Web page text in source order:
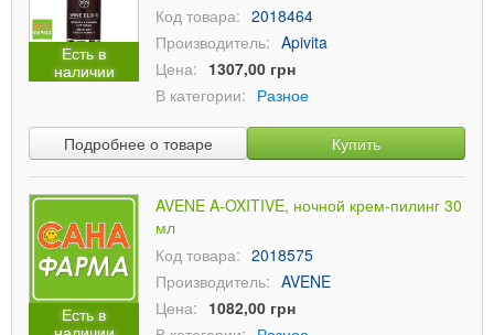
Есть в
наличии
Код товара: 2018464
Производитель: Apivita
Цена: 1307,00 грн
В категории: Разное
Подробнее о товаре Купить
Есть в
AVENE A-OXITIVE, ночной крем-пилинг 30
мл
Код товара: 2018575
Производитель: AVENE
Цена: 1082,00 грн